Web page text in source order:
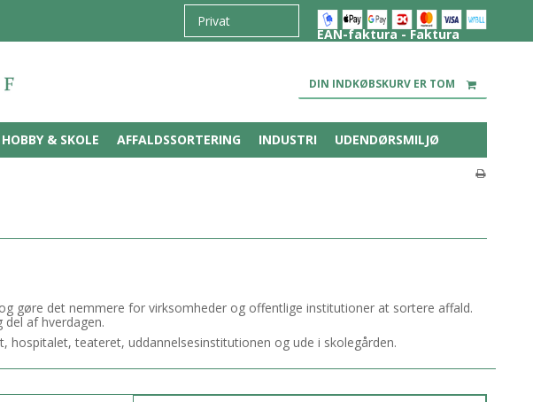
EAN-faktura - Faktura
DIN INDKØBSKURV ER TOM
HOBBY & SKOLE AFFALDSSORTERING INDUSTRI UDENDØRSMILJØ
gøre det nemmere for virksomheder og offentlige institutioner at sortere affald.
af hverdagen.
hospitalet, teateret, uddannelsesinstitutionen og ude i skolegården.